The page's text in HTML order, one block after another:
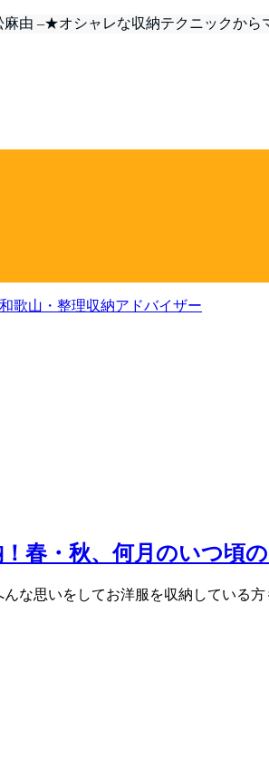
由 –★オシャレな収納テクニックから
歌山・整理収納アドバイザー
春・秋、何月のいつ頃
な思いをしてお洋服を収納している